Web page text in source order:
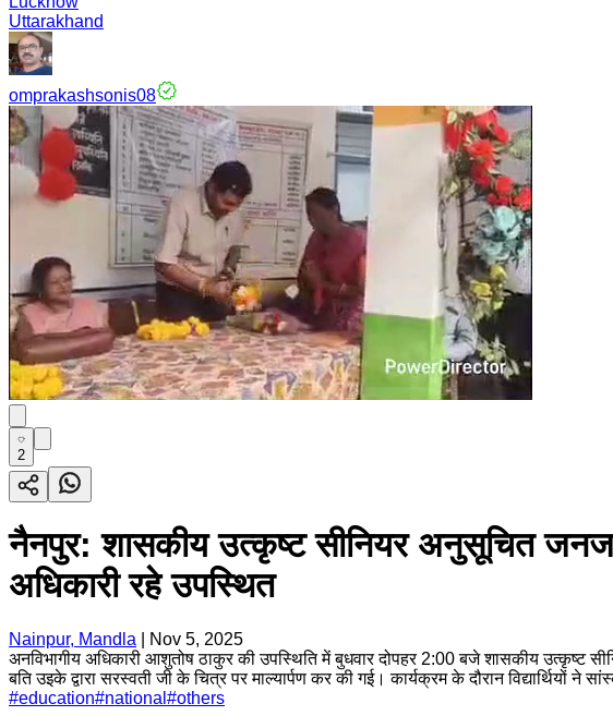
Uttarakhand
omprakashsonis08
2
नैनपुर: शासकीय उत्कृष्ट सीनियर अनुसूचित
अधिकारी रहे उपस्थित
Nainpur, Mandla
Nov 5, 2025
अनविभागीय अधिकारी आशुतोष ठाकुर की उपस्थिति में बुधवार दोपहर 2:00 बजे शासकीय उत्कृष्ट
बति उइके द्वारा सरस्वती जी के चित्र पर माल्यार्पण कर की गई। कार्यक्रम के दौरान विद्यार्थियों ने
#education#national #others